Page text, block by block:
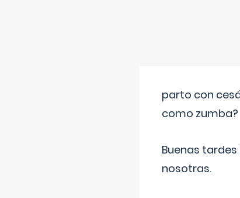
parto con
como zumba?
Buenas
nosotras.